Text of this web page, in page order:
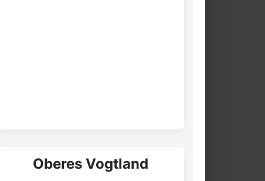
Oberes Vogtland